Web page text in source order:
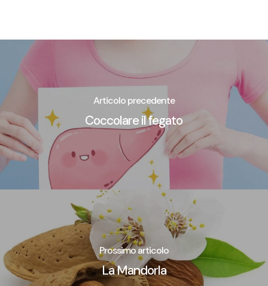
Articolo precedente
Coccolare il fegato
Prossimo articolo
La Mandorla